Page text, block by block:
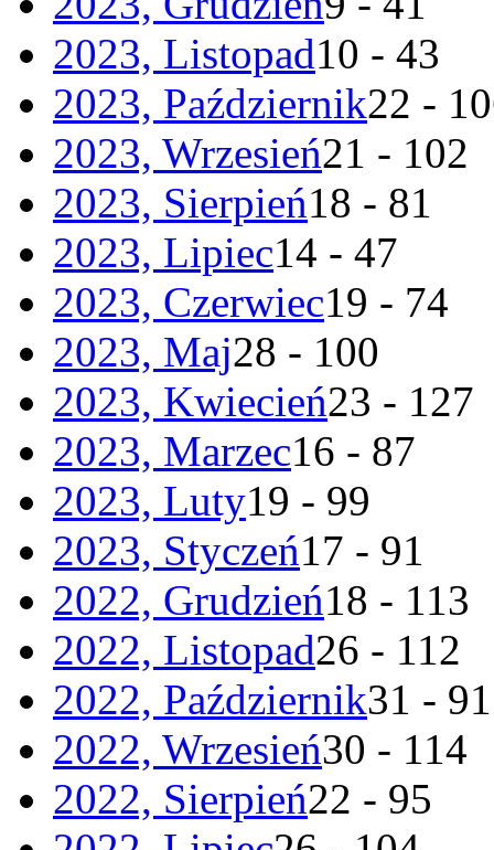
2023, Listopad10 - 43
2023, Październik22 -
2023, Wrzesień21 - 102
2023, Sierpień18 - 81
2023, Lipiec14 - 47
2023, Czerwiec19 - 74
2023, Maj28 - 100
2023, Kwiecień23 - 127
2023, Marzec16 - 87
2023, Luty19 - 99
2023, Styczeń17 - 91
2022, Grudzień18 - 113
2022, Listopad26 - 112
2022, Październik31 - 91
2022, Wrzesień30 - 114
2022, Sierpień22 - 95